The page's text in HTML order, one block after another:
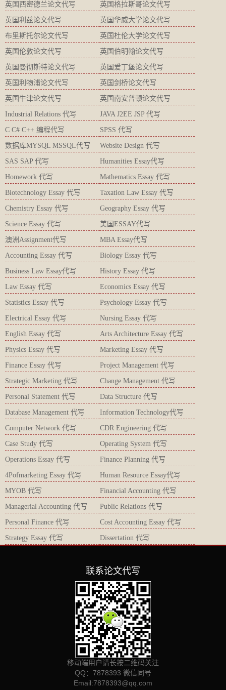
英国西密德兰论文代写 英国格拉斯哥论文代写
英国利兹论文代写 英国华威大学论文代写
布里斯托尔论文代写 英国杜伦大学论文代写
英国伦敦论文代写 英国伯明翰论文代写
英国曼彻斯特论文代写 英国爱丁堡论文代写
英国利物浦论文代写 英国剑桥论文代写
英国牛津论文代写 英国南安普顿论文代写
Industrial Relations 代写 JAVA J2EE JSP 代写
C C# C++ 编程代写 SPSS 代写
数据库MYSQL MSSQL代写 Website Design 代写
SAS SAP 代写 Humanities Essay代写
Homework 代写 Mathematics Essay 代写
Biotechnology Essay 代写 Taxation Law Essay 代写
Chemistry Essay 代写 Geography Essay 代写
Science Essay 代写 美国ESSAY代写
澳洲Assignment代写 MBA Essay代写
Accounting Essay 代写 Biology Essay 代写
Business Law Essay代写 History Essay 代写
Law Essay 代写 Economics Essay 代写
Statistics Essay 代写 Psychology Essay 代写
Electrical Essay 代写 Nursing Essay 代写
English Essay 代写 Arts Architecture Essay 代写
Physics Essay 代写 Marketing Essay 代写
Finance Essay 代写 Project Management 代写
Strategic Marketing 代写 Change Management 代写
Personal Statement 代写 Data Structure 代写
Database Management 代写 Information Technology代写
Computer Network 代写 CDR Engineering 代写
Case Study 代写 Operating System 代写
Operations Essay 代写 Finance Planning 代写
4Pofmarketing Essay 代写 Human Resource Essay代写
MYOB 代写 Financial Accounting 代写
Managerial Accounting 代写 Public Relations 代写
Personal Finance 代写 Cost Accounting Essay 代写
Strategy Essay 代写 Dissertation 代写
联系论文代写
移动端用户请长按二维码关注
QQ：7878393 微信同号
Email:7878393@qq.com